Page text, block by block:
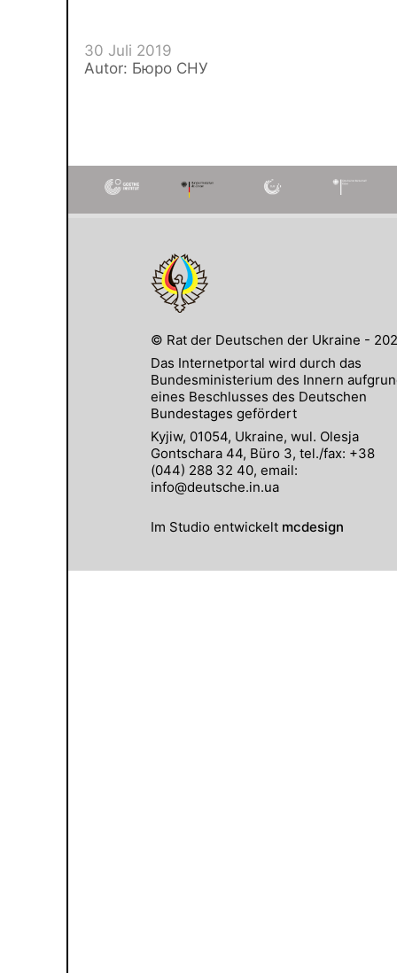
30 Juli 2019
Autor: Бюро СНУ
© Rat der Deutschen der Ukraine -
Das Internetportal wird durch das
Bundesministerium des Innern
eines Beschlusses des Deutschen
Bundestages gefördert
Kyjiw, 01054, Ukraine, wul. Olesja
Gontschara 44, Büro 3, tel./fax: +38
(044) 288 32 40, email:
info@deutsche.in.ua
Im Studio entwickelt mcdesign